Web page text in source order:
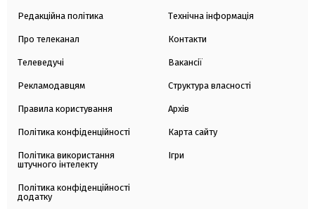
Редакційна політика
Про телеканал
Телеведучі
Рекламодавцям
Правила користування
Політика конфіденційності
Політика використання
штучного інтелекту
Політика конфіденційності
додатку
Технічна інформація
Контакти
Вакансії
Структура власності
Архів
Карта сайту
Ігри